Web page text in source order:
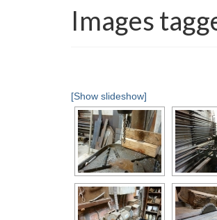
Images
[Show slideshow]